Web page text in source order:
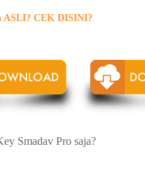
ASLI? CEK DISINI?
Smadav Pro saja?